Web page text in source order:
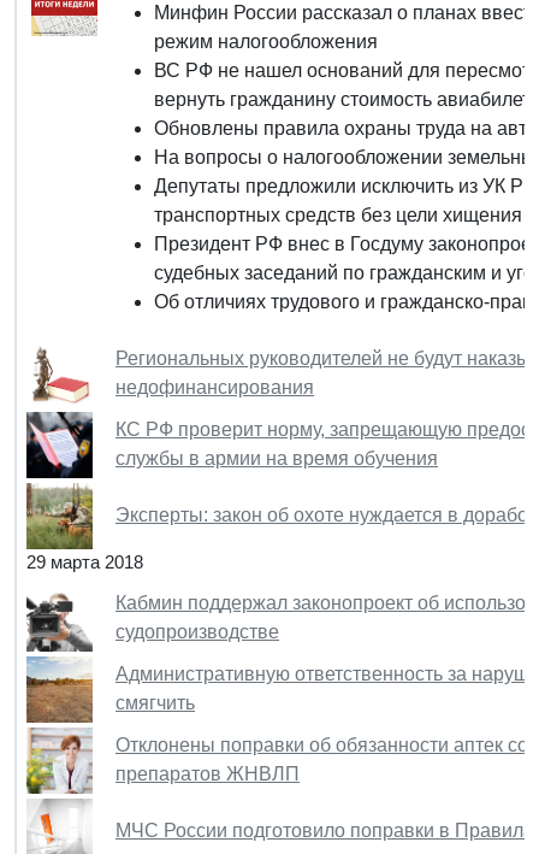
Минфин России рассказал о планах
режим налогообложения
ВС РФ не нашел оснований для
вернуть гражданину стоимость
Обновлены правила охраны труда на
На вопросы о налогообложении
Депутаты предложили исключить из УК РФ
транспортных средств без цели хищения
Президент РФ внес в Госдуму
судебных заседаний по гражданским и
Об отличиях трудового и гражданско-
Региональных руководителей не будут
недофинансирования
КС РФ проверит норму, запрещающую
службы в армии на время обучения
Эксперты: закон об охоте нуждается в
29 марта 2018
Кабмин поддержал законопроект об
судопроизводстве
Административную ответственность за
смягчить
Отклонены поправки об обязанности аптек
препаратов ЖНВЛП
МЧС России подготовило поправки в